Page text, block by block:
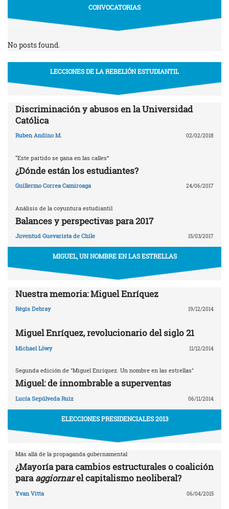
CONVOCATORIAS
No posts found.
LECCIONES DE LA REBELIÓN ESTUDIANTIL
Discriminación y abusos en la Universidad
Católica
Ruben Andino M. 02/02/2018
“Este partido se gana en las calles”
¿Dónde están los estudiantes?
Guillermo Correa Camiroaga 24/06/2017
Análisis de la coyuntura estudiantil
Balances y perspectivas para 2017
Juventud Guevarista de Chile 15/03/2017
MIGUEL, UN NOMBRE EN LAS ESTRELLAS
Nuestra memoria: Miguel Enríquez
Régis Debray 19/12/2014
Miguel Enríquez, revolucionario del siglo 21
Michael Löwy 11/12/2014
Segunda edición de "Miguel Enríquez. Un nombre en las estrellas"
Miguel: de innombrable a superventas
Lucía Sepúlveda Ruiz 06/11/2014
ELECCIONES PRESIDENCIALES 2013
Más allá de la propaganda gubernamental
¿Mayoría para cambios estructurales o coalición
paraaggiornarel capitalismo neoliberal?
Yvan Vitta 06/04/2015